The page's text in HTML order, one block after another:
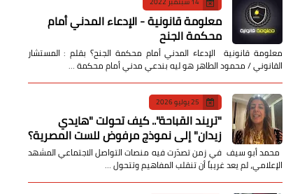
معلومة قانونية - الإدعاء المدني أمام
محكمة الجنح
معلومة قانونية الإدعاء المدني أمام محكمة الجنح؟ بقلم : المستشار
القانوني / محمود الطاهر هو ليه بندعي مدني أمام محكمة …
25 يوليو 2026
​"تريند القباحة".. كيف تحولت "هايدي
زيدان" إلى نموذج مرفوض للست المصرية؟
​ محمد أبو سيف ​في زمن تصدّرت فيه منصات التواصل الاجتماعي المشهد
الإعلامي، لم يعد غريباً أن تنقلب المفاهيم وتتحول …